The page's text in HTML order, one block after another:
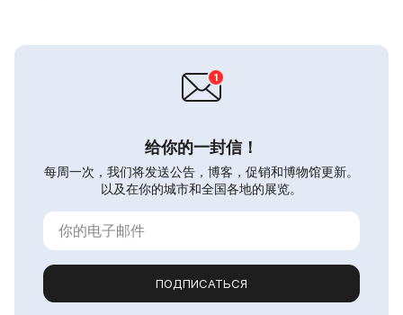
给你的一封信！
每周一次，我们将发送公告，博客，促销和博物馆更新。
以及在你的城市和全国各地的展览。
ПОДПИСАТЬСЯ